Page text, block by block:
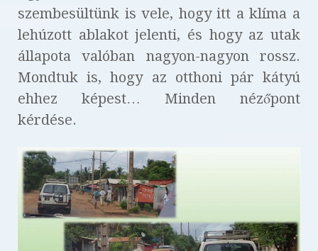
szembesültünk is vele, hogy itt a klíma a
lehúzott ablakot jelenti, és hogy az utak
állapota valóban nagyon-nagyon rossz.
Mondtuk is, hogy az otthoni pár kátyú
ehhez képest… Minden nézőpont
kérdése.